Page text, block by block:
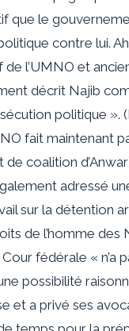
que le
contre lui.
de l’UMNO et
décrit Najib
politique ».
fait maintenant
coalition
adressé
sur la détention
de l’homme des
fédérale « n’a
possibilité
et a privé ses